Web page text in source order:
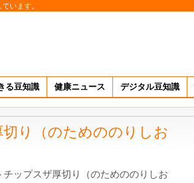
います。
る豆知識 健康ニュース デジタル豆知識
り（のためののりしお
ップスザ厚切り（のためののりしお